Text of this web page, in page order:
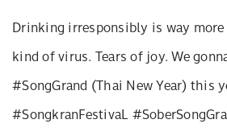
Drinking irresponsibly is way
kind of virus. Tears of joy. We
#SongGrand (Thai New Year) this
#SongkranFestivaL